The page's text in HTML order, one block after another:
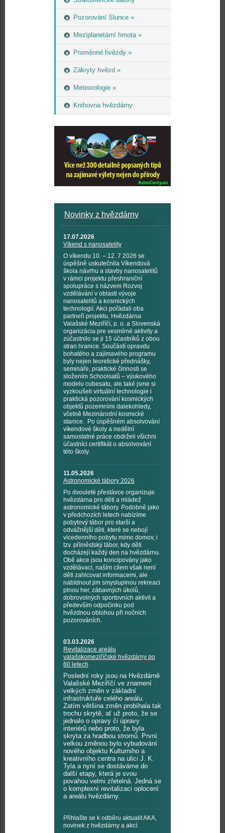
Pozorování Slunce »
Meziplanetární hmota »
Proměnné hvězdy »
Zákryty hvězd »
Meteorologie »
Knihovna hvězdárny
Novinky z hvězdárny
17.07.2026
Víkend s nanosatelity
O víkendu 10. – 12. 7 2026 se
úspěšně uskutečnila Víkendová
škola návrhu a stavby nanosatelitů
v rámci projektu přeshraniční
spolupráce s názvem Rozvoj
vzdělávání v oblasti vývoje
nanosatelitů a kosmických
technologií. Akci pořádali oba
partneři projektu, Hvězdárna
Valašské Meziříčí, p. o. a Slovenská
organizácia pre vesmírné aktivity a
zúčastnilo se ji 15 účastníků z obou
stran hranice. Součástí opravdu
bohatého a zajímavého programu
byly nejen teoretické přednášky,
semináře, praktické činnosti se
složením Schoolsatů – výukového
modelu cubesatu, ale také jsme si
vyzkoušeli virtuální technologie i
praktická pozorování kosmických
objektů pozemními dalekohledy,
včetně Mezinárodní kosmické
stanice. Po úspěšném absolvování
víkendové školy a nedělní
samostatné práce obdrželi všichni
účastníci certifikát o absolvování
této školy.
11.05.2026
Astronomické tábory 2026
Po dvouleté přestávce organizuje
hvězdárna pro děti a mládež
astronomické tábory. Podobně jako
v předchozích letech nabízíme
pobytový tábor pro starší a
odvážnější děti, které se nebojí
vícedenního pobytu mimo domov, i
tzv. příměstský tábor, kdy děti
docházejí každý den na hvězdárnu.
Obě akce jsou koncipovány jako
vzdělávací, naším cílem však není
děti zahlcovat informacemi, ale
nabídnout jim smysluplnou rekreaci
plnou her, zábavných úkolů,
dobrovolných sportovních aktivit a
především odpočinku pod
hvězdnou oblohou při nočních
pozorováních.
03.03.2026
Revitalizace areálu
valašskomeziříčské hvězdárny po
60 letech
Poslední roky jsou na Hvězdárně
Valašské Meziříčí ve znamení
velkých změn v základní
infrastruktuře celého areálu.
Zatím většina změn probíhala tak
trochu skrytě, ať už proto, že se
jednalo o opravy či úpravy
interiérů nebo proto, že byla
skryta za hradbou stromů. První
velkou změnou bylo vybudování
nového objektu Kulturního a
kreativního centra na ulici J. K.
Tyla a nyní se dostáváme do
další etapy, která je svou
povahou velmi zřetelná. Jedná se
o komplexní revitalizaci oplocení
a areálu hvězdárny.
Přihlašte se k odběru aktualit AKA,
novinek z hvězdárny a akcí: